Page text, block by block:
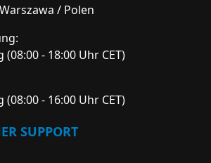
/ Polen
- 18:00 Uhr CET)
- 16:00 Uhr CET)
SUPPORT